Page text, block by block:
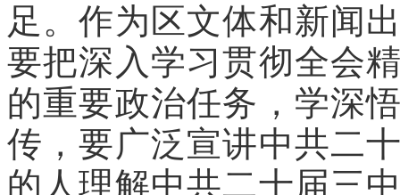
足。作为区文体和新闻
要把深入学习贯彻全会
的重要政治任务，学深
传，要广泛宣讲中共二
的人理解中共二十届三